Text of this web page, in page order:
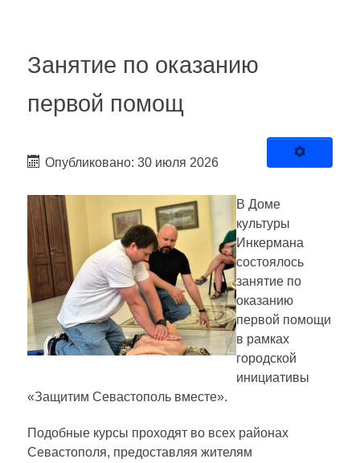
Занятие по оказанию
первой помощ
Опубликовано: 30 июля 2026
В Доме
культуры
Инкермана
состоялось
занятие по
оказанию
первой помощи
в рамках
городской
инициативы
«Защитим Севастополь вместе».
Подобные курсы проходят во всех районах
Севастополя, предоставляя жителям